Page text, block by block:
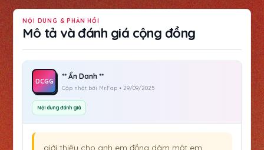
NỘI DUNG & PHẢN HỒI
Mô tả và đánh giá cộng đồng
DCGG
** Ẩn Danh **
Cập nhật bởi Mr.Fap • 29/09/2025
Nội dung đánh giá
giới thiệu cho anh em đồng dâm một em